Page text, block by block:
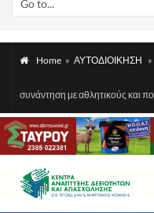
Go to...
Home » ΑΥΤΟΔΙΟΙΚΗΣΗ »
συνάντηση με αθλητικούς και